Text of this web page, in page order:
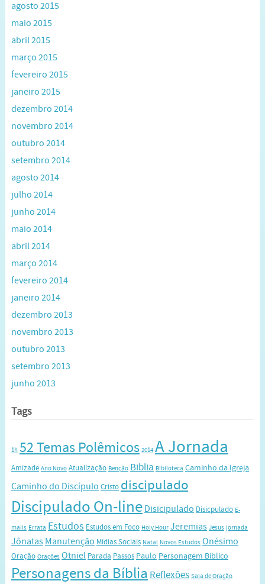
agosto 2015
maio 2015
abril 2015
março 2015
fevereiro 2015
janeiro 2015
dezembro 2014
novembro 2014
outubro 2014
setembro 2014
agosto 2014
julho 2014
junho 2014
maio 2014
abril 2014
março 2014
fevereiro 2014
janeiro 2014
dezembro 2013
novembro 2013
outubro 2013
setembro 2013
junho 2013
Tags
1h 52 Temas Polêmicos 2014 A Jornada
Amizade Ano Novo Atualização Benção Biblia Biblioteca Caminho da Igreja
Caminho do Discípulo Cristo discipulado
Discipulado On-line Disicipulado Disicpulado E-
mails Errata Estudos Estudos em Foco Holy Hour Jeremias Jesus jornada
Jônatas Manutenção Mídias Sociais Natal Novos Estudos Onésimo
Oração Orações Otniel Parada Passos Paulo Personagem Bíblico
Personagens da Bíblia Reflexões Sala de Oração